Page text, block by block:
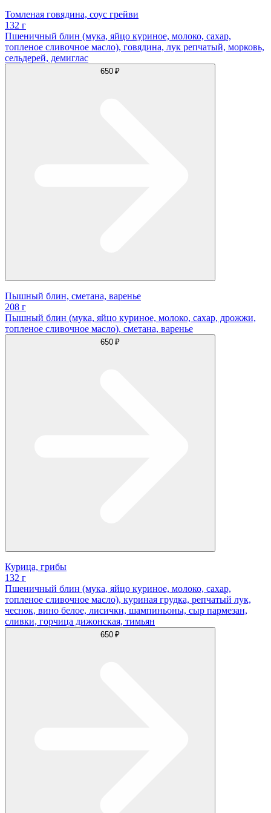
Томленая говядина, соус грейви
132 г
Пшеничный блин (мука, яйцо куриное, молоко, сахар,
топленое сливочное масло), говядина, лук репчатый, морковь,
сельдерей, демиглас
650 ₽
Пышный блин, сметана, варенье
208 г
Пышный блин (мука, яйцо куриное, молоко, сахар, дрожжи,
топленое сливочное масло), сметана, варенье
650 ₽
Курица, грибы
132 г
Пшеничный блин (мука, яйцо куриное, молоко, сахар,
топленое сливочное масло), куриная грудка, репчатый лук,
чеснок, вино белое, лисички, шампиньоны, сыр пармезан,
сливки, горчица дижонская, тимьян
650 ₽